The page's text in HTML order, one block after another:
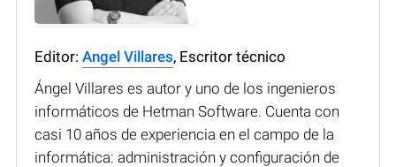
Editor: Angel Villares, Escritor técnico
Ángel Villares es autor y uno de los ingenieros
informáticos de Hetman Software. Cuenta con
casi 10 años de experiencia en el campo de la
informática: administración y configuración de